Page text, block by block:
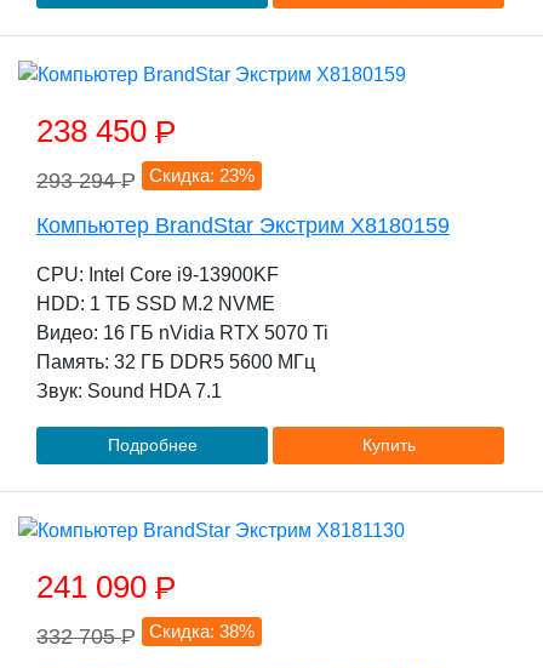
238 450 P
293 294P Скидка: 23%
Компьютер BrandStar Экстрим X8180159
CPU: Intel Core i9-13900KF
HDD: 1 TБ SSD M.2 NVME
Видео: 16 ГБ nVidia RTX 5070 Ti
Память: 32 ГБ DDR5 5600 МГц
Звук: Sound HDA 7.1
Подробнее Купить
241 090 P
332 705P Скидка: 38%